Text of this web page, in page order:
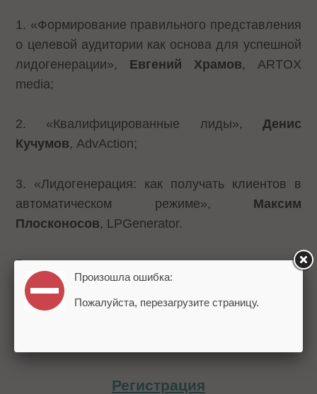
1. «Формирование правильного представления
о целевой аудитории как основа для успешной
лидогенерации», Евгений Храмов, ARTOX
media;
2. «Квалифицированные лиды», Денис
Кучумов, AdvAction;
3. «Лидогенерация: как получать клиентов в
автоматическом режиме», Максим
Плосконосов, LPGenerator.
В конце каждого доклада участники смогут
задать вопросы докладчикам.
Регистрация
Произошла ошибка:
Пожалуйста, перезагрузите страницу.